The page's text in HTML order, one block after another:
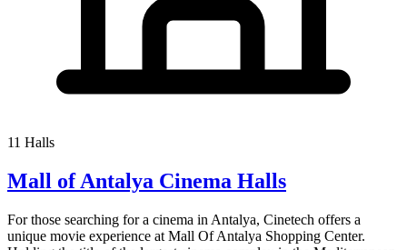
11 Halls
Mall of Antalya Cinema Halls
For those searching for a cinema in Antalya, Cinetech offers a
unique movie experience at Mall Of Antalya Shopping Center.